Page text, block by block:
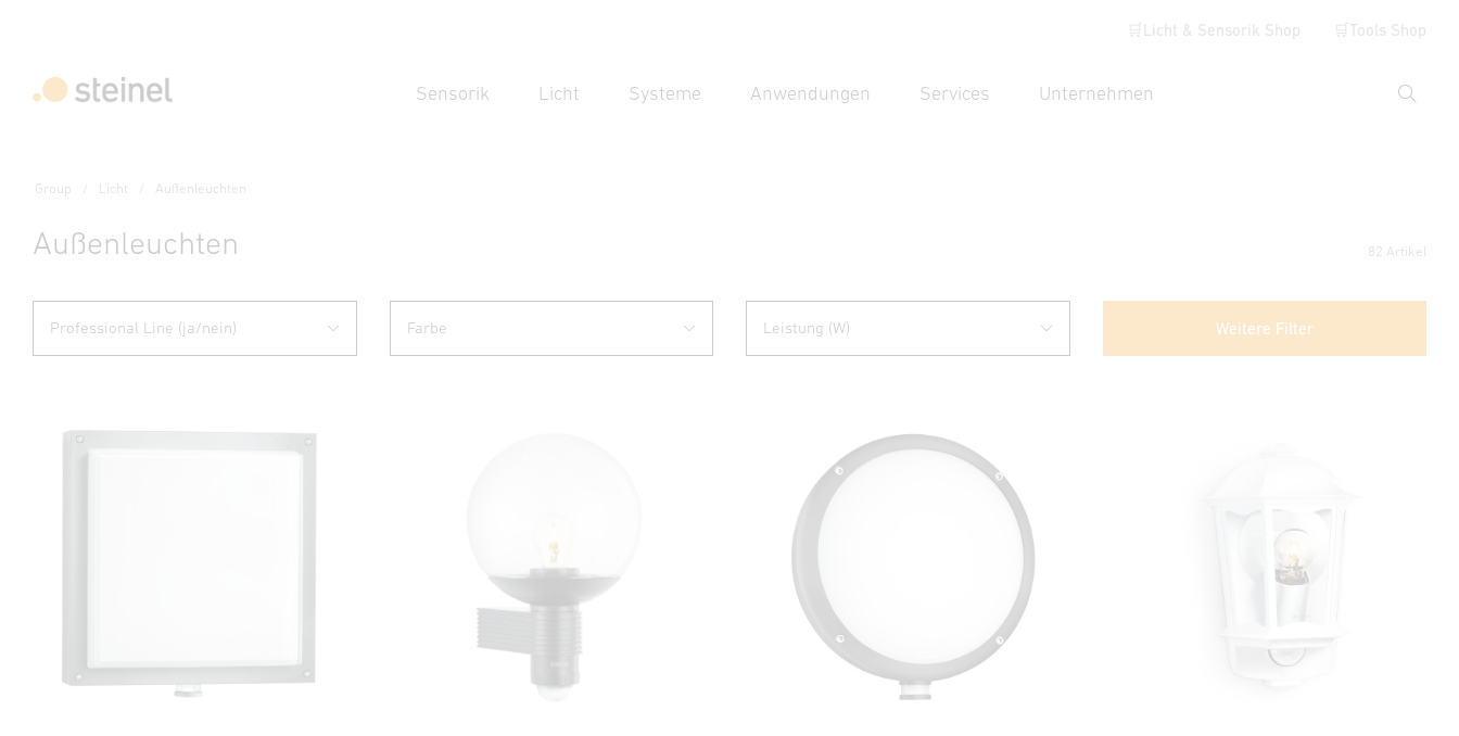
🛒Licht & Sensorik Shop 🛒Tools Shop
Sensorik Licht Systeme Anwendungen Services Unternehmen
Suche
Group Licht Außenleuchten
Außenleuchten 82 Artikel
Weitere Filter
Professional Line (ja/nein) Farbe Leistung (W)